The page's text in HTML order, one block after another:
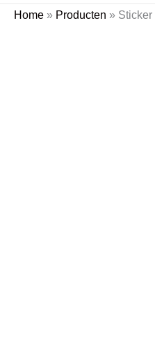
Home » Producten »
Sticker